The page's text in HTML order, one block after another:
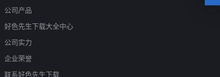
公司产品
好色先生下载大全中心
公司实力
企业荣誉
联系好色先生下载